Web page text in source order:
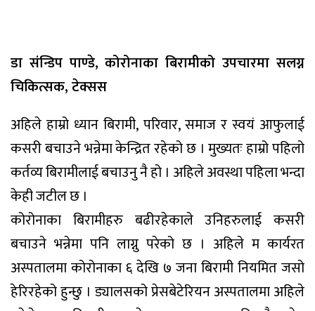
डा संन्डिप पाण्डे, कोरोनाका बिरामीको उपचारमा सलग्न
चिकित्सक, टेक्सस
अहिले हाम्रो ध्यान बिरामी, परिवार, समाज र स्वयं आफुलाई
कसरी बचाउने भन्नेमा केन्द्रित रहेको छ । मुख्यतः हाम्रो पहिलो
कर्तव्य बिरामीलाई बचाउनु नै हो । अहिले अवस्था पहिला भन्दा
केही जटील छ ।
कोरोनाका बिरामीहरु बढीरहेकाले उनिहरुलाई कसरी
बचाउने भन्नेमा पनि लाग्नु परेको छ । अहिले म कार्यरत
अस्पतालमा कोरोनाका ६ देखि ७ जना बिरामी नियमित जसो
हेरिरहेको हुन्छु । ड्यालसको प्रेसबेटेरियन अस्पतालमा अहिले